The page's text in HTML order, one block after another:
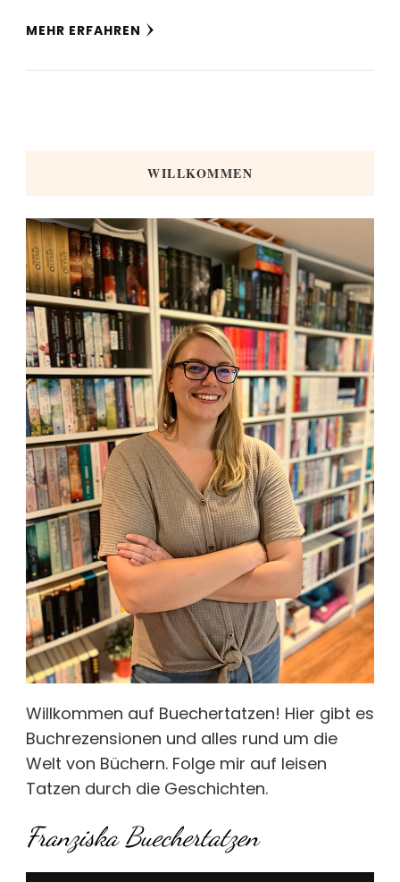
MEHR ERFAHREN
WILLKOMMEN
Willkommen auf Buechertatzen! Hier gibt es
Buchrezensionen und alles rund um die
Welt von Büchern. Folge mir auf leisen
Tatzen durch die Geschichten.
Franziska Buechertatzen